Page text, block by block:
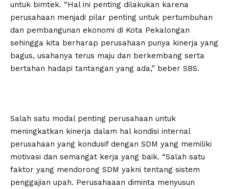
untuk bimtek. “Hal ini penting dilakukan karena
perusahaan menjadi pilar penting untuk pertumbuhan
dan pembangunan ekonomi di Kota Pekalongan
sehingga kita berharap perusahaan punya kinerja yang
bagus, usahanya terus maju dan berkembang serta
bertahan hadapi tantangan yang ada,” beber SBS.
Salah satu modal penting perusahaan untuk
meningkatkan kinerja dalam hal kondisi internal
perusahaan yang kondusif dengan SDM yang memiliki
motivasi dan semangat kerja yang baik. “Salah satu
faktor yang mendorong SDM yakni tentang sistem
penggajian upah. Perusahaaan diminta menyusun